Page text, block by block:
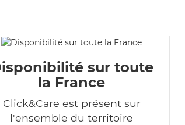
sur toute
la France
Click&Care est présent sur
l'ensemble du territoire